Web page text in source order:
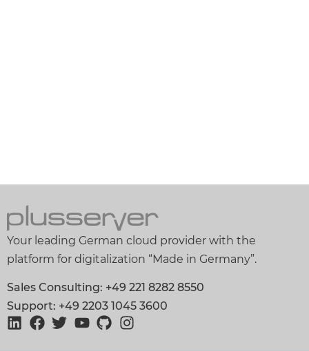
Your leading German cloud provider with the
platform for digitalization “Made in Germany”.
Sales Consulting: +49 221 8282 8550
Support: +49 2203 1045 3600